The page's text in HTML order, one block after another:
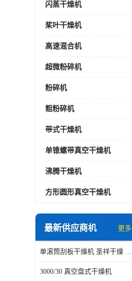
闪蒸干燥机
桨叶干燥机
高速混合机
超微粉碎机
粉碎机
粗粉碎机
带式干燥机
单锥螺带真空干燥机
沸腾干燥机
方形圆形真空干燥机
最新供应商机 更多
单滚筒刮板干燥机 圣祥干燥 单辊
3000/30 真空盘式干燥机